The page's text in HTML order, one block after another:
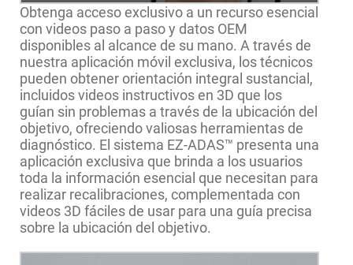
Obtenga acceso exclusivo a un recurso esencial
con videos paso a paso y datos OEM
disponibles al alcance de su mano. A través de
nuestra aplicación móvil exclusiva, los técnicos
pueden obtener orientación integral sustancial,
incluidos videos instructivos en 3D que los
guían sin problemas a través de la ubicación del
objetivo, ofreciendo valiosas herramientas de
diagnóstico. El sistema EZ-ADAS™ presenta una
aplicación exclusiva que brinda a los usuarios
toda la información esencial que necesitan para
realizar recalibraciones, complementada con
videos 3D fáciles de usar para una guía precisa
sobre la ubicación del objetivo.